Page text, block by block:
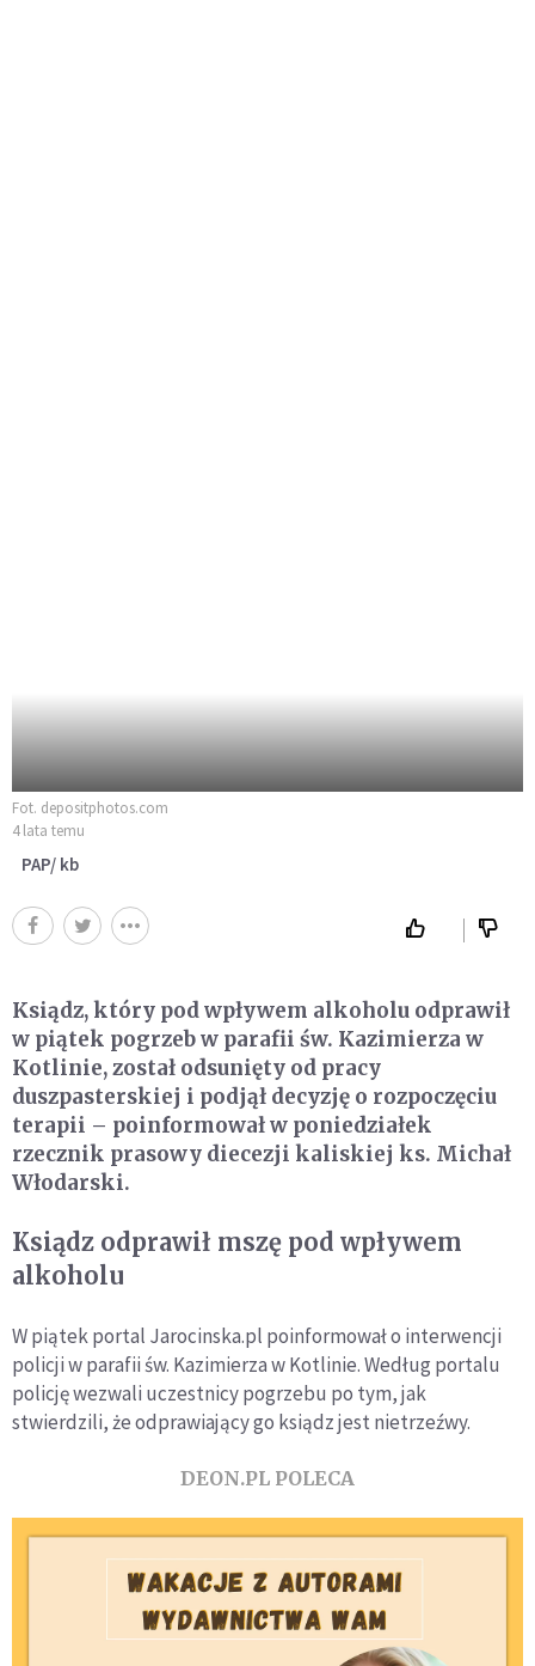
Fot. depositphotos.com
4 lata temu
PAP/ kb
Ksiądz, który pod wpływem alkoholu odprawił
w piątek pogrzeb w parafii św. Kazimierza w
Kotlinie, został odsunięty od pracy
duszpasterskiej i podjął decyzję o rozpoczęciu
terapii – poinformował w poniedziałek
rzecznik prasowy diecezji kaliskiej ks. Michał
Włodarski.
Ksiądz odprawił mszę pod wpływem
alkoholu
W piątek portal Jarocinska.pl poinformował o interwencji
policji w parafii św. Kazimierza w Kotlinie. Według portalu
policję wezwali uczestnicy pogrzebu po tym, jak
stwierdzili, że odprawiający go ksiądz jest nietrzeźwy.
DEON.PL POLECA